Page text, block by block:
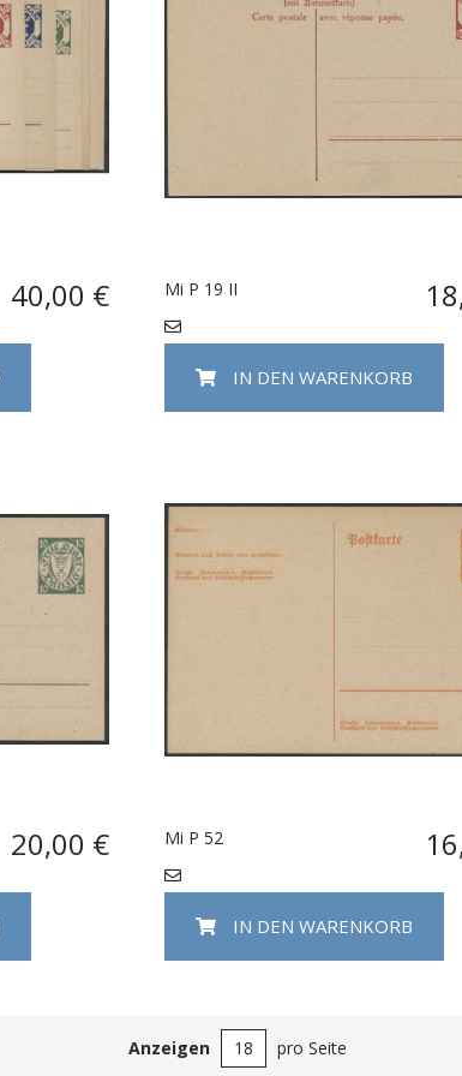
40,00 € Mi P 19 II
IN DEN WARENKORB
20,00 € Mi P 52
IN DEN WARENKORB
Anzeigen pro Seite